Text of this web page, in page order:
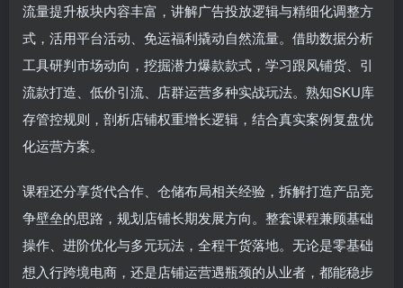
流量提升板块内容丰富，讲解广告投放逻辑与精细化调整方
式，活用平台活动、免运福利撬动自然流量。借助数据分析
工具研判市场动向，挖掘潜力爆款款式，学习跟风铺货、引
流款打造、低价引流、店群运营多种实战玩法。熟知SKU库
存管控规则，剖析店铺权重增长逻辑，结合真实案例复盘优
化运营方案。
课程还分享货代合作、仓储布局相关经验，拆解打造产品竞
争壁垒的思路，规划店铺长期发展方向。整套课程兼顾基础
操作、进阶优化与多元玩法，全程干货落地。无论是零基础
想入行跨境电商，还是店铺运营遇瓶颈的从业者，都能稳步